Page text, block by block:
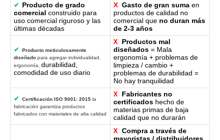
✔ Producto de grado
comercial construido para
uso comercial riguroso y las
últimas décadas
X Gasto de gran suma en
productos de calidad no
comercial que no duran más
de 2-3 años
✔
Producto meticulosamente
diseñado para agregar individualidad,
ergonomía, durabilidad,
comodidad de uso diario
X
Productos mal
diseñados = Mala
ergonomía + problemas de
limpieza / cambio +
problemas de durabilidad =
No hay tranquilidad
✔ Certificación ISO 9001: 2015 la
fabricación garantiza productos
fabricados con materiales de alta calidad
X
Fabricantes no
certificados hecho de
materias primas de baja
calidad que no durarán
X Compra a través de
mayoristas / distribuidores